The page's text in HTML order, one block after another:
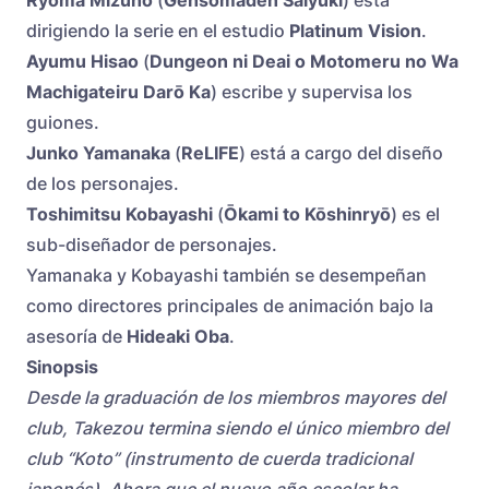
dirigiendo la serie en el estudio Platinum Vision.
Ayumu Hisao (Dungeon ni Deai o Motomeru no Wa
Machigateiru Darō Ka) escribe y supervisa los
guiones.
Junko Yamanaka (ReLIFE) está a cargo del diseño
de los personajes.
Toshimitsu Kobayashi (Ōkami to Kōshinryō) es el
sub-diseñador de personajes.
Yamanaka y Kobayashi también se desempeñan
como directores principales de animación bajo la
asesoría de Hideaki Oba.
Sinopsis
Desde la graduación de los miembros mayores del
club, Takezou termina siendo el único miembro del
club “Koto” (instrumento de cuerda tradicional